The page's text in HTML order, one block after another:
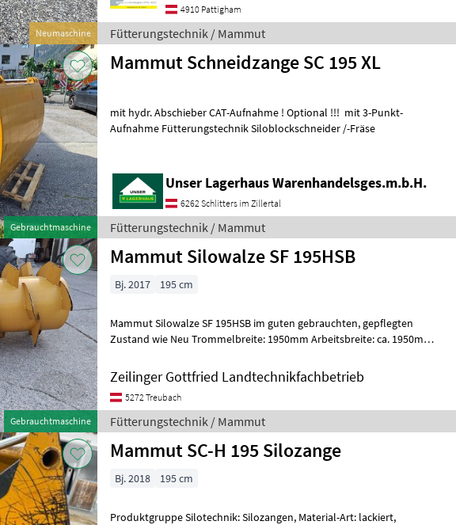
Neumaschine
4910 Pattigham
Fütterungstechnik / Mammut
Gebrauchtmaschine
Mammut Schneidzange SC 195 XL
mit hydr. Abschieber CAT-Aufnahme ! Optional !!! mit 3-Punkt-
Aufnahme Fütterungstechnik Siloblockschneider /-Fräse
Unser Lagerhaus Warenhandelsges.m.b.H.
6262 Schlitters im Zillertal
Fütterungstechnik / Mammut
Gebrauchtmaschine
Mammut Silowalze SF 195HSB
Bj. 2017 195 cm
Mammut Silowalze SF 195HSB im guten gebrauchten, gepflegten
Zustand wie Neu Trommelbreite: 1950mm Arbeitsbreite: ca. 1950mm
Zeilinger Gottfried Landtechnikfachbetrieb
5272 Treubach
Fütterungstechnik / Mammut
Mammut SC-H 195 Silozange
Bj. 2018 195 cm
Produktgruppe Silotechnik: Silozangen, Material-Art: lackiert,